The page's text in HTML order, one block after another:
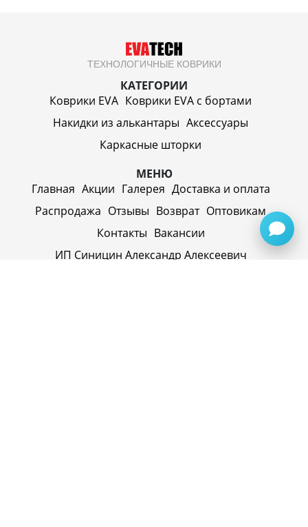
ТЕХНОЛОГИЧНЫЕ КОВРИКИ
КАТЕГОРИИ
Коврики EVA Коврики EVA c бортами
Накидки из алькантары Аксессуары
Каркасные шторки
МЕНЮ
Главная Акции Галерея Доставка и оплата
Распродажа Отзывы Возврат Оптовикам
Контакты Вакансии
ИП Синицин Александр Алексеевич